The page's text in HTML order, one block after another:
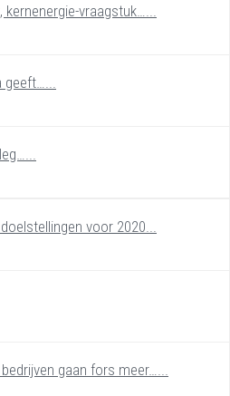
vraagstuk…...
voor 2020...
gaan fors meer…...